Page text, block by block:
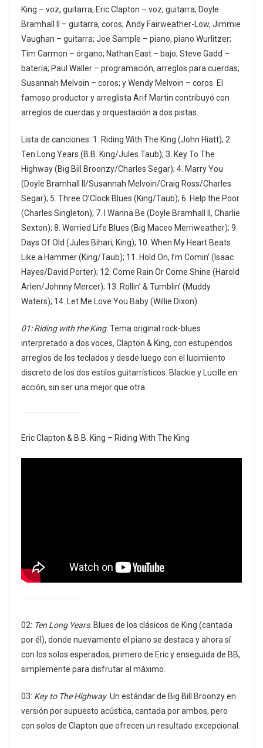
King – voz, guitarra; Eric Clapton – voz, guitarra; Doyle
Bramhall II – guitarra, coros; Andy Fairweather-Low, Jimmie
Vaughan – guitarra; Joe Sample – piano, piano Wurlitzer;
Tim Carmon – órgano; Nathan East – bajo; Steve Gadd –
batería; Paul Waller – programación, arreglos para cuerdas;
Susannah Melvoin – coros; y Wendy Melvoin – coros. El
famoso productor y arreglista Arif Martin contribuyó con
arreglos de cuerdas y orquestación a dos pistas.
Lista de canciones: 1. Riding With The King (John Hiatt); 2.
Ten Long Years (B.B. King/Jules Taub); 3. Key To The
Highway (Big Bill Broonzy/Charles Segar); 4. Marry You
(Doyle Bramhall II/Susannah Melvoin/Craig Ross/Charles
Segar); 5. Three O’Clock Blues (King/Taub); 6. Help the Poor
(Charles Singleton); 7. I Wanna Be (Doyle Bramhall II, Charlie
Sexton); 8. Worried Life Blues (Big Maceo Merriweather); 9.
Days Of Old (Jules Bihari, King); 10. When My Heart Beats
Like a Hammer (King/Taub); 11. Hold On, I’m Comin’ (Isaac
Hayes/David Porter); 12. Come Rain Or Come Shine (Harold
Arlen/Johnny Mercer); 13. Rollin’ & Tumblin’ (Muddy
Waters); 14. Let Me Love You Baby (Willie Dixon).
01: Riding with the King. Tema original rock-blues
interpretado a dos voces, Clapton & King, con estupendos
arreglos de los teclados y desde luego con el lucimiento
discreto de los dos estilos guitarrísticos. Blackie y Lucille en
acción, sin ser una mejor que otra.
Eric Clapton & B.B. King – Riding With The King
02: Ten Long Years. Blues de los clásicos de King (cantada
por él), donde nuevamente el piano se destaca y ahora sí
con los solos esperados, primero de Eric y enseguida de BB,
simplemente para disfrutar al máximo.
03: Key to The Highway. Un estándar de Big Bill Broonzy en
versión por supuesto acústica, cantada por ambos, pero
con solos de Clapton que ofrecen un resultado excepcional.